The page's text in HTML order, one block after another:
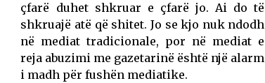
çfarë duhet shkruar e çfarë jo. Ai do të
shkruajë atë që shitet. Jo se kjo nuk ndodh
në mediat tradicionale, por në mediat e
reja abuzimi me gazetarinë është një alarm
i madh për fushën mediatike.